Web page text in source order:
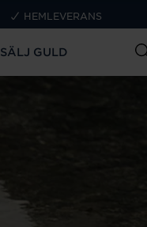
HEMLEVERANS
SÄLJ GULD